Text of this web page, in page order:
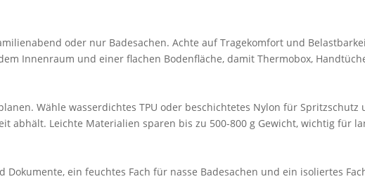
oder nur Badesachen. Achte auf Tragekomfort und
Innenraum und einer flachen Bodenfläche, damit Thermobox,
Wähle wasserdichtes TPU oder beschichtetes Nylon für
abhält. Leichte Materialien sparen bis zu 500-800 g Gewicht, wichtig für
ein feuchtes Fach für nasse Badesachen und ein isoliertes